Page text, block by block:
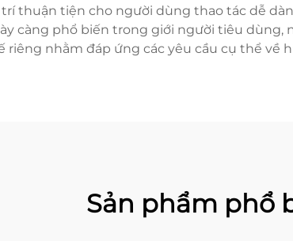
thuận tiện cho người dùng thao tác dễ
càng phổ biến trong giới người tiêu
riêng nhằm đáp ứng các yêu cầu cụ thể về
Sản phẩm phổ